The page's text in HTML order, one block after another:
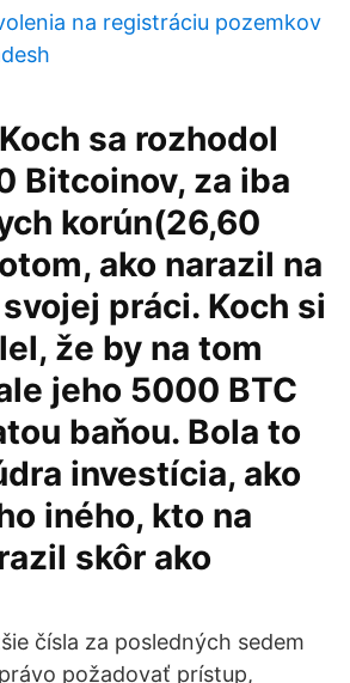
na registráciu pozemkov
sa rozhodol
Bitcoinov, za iba
korún(26,60
ako narazil na
práci. Koch si
že by na tom
jeho 5000 BTC
baňou. Bola to
investícia, ako
iného, kto na
skôr ako
čísla za posledných sedem
požadovať prístup,